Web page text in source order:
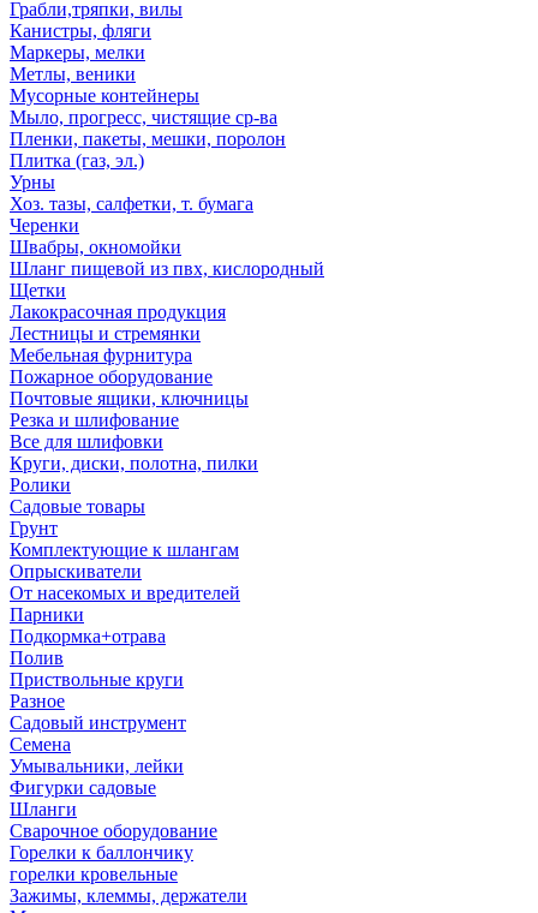
Грабли,тряпки, вилы
Канистры, фляги
Маркеры, мелки
Метлы, веники
Мусорные контейнеры
Мыло, прогресс, чистящие ср-ва
Пленки, пакеты, мешки, поролон
Плитка (газ, эл.)
Урны
Хоз. тазы, салфетки, т. бумага
Черенки
Швабры, окномойки
Шланг пищевой из пвх, кислородный
Щетки
Лакокрасочная продукция
Лестницы и стремянки
Мебельная фурнитура
Пожарное оборудование
Почтовые ящики, ключницы
Резка и шлифование
Все для шлифовки
Круги, диски, полотна, пилки
Ролики
Садовые товары
Грунт
Комплектующие к шлангам
Опрыскиватели
От насекомых и вредителей
Парники
Подкормка+отрава
Полив
Приствольные круги
Разное
Садовый инструмент
Семена
Умывальники, лейки
Фигурки садовые
Шланги
Сварочное оборудование
Горелки к баллончику
горелки кровельные
Зажимы, клеммы, держатели